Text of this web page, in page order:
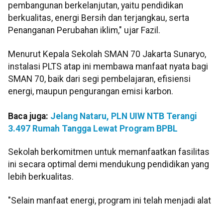
pembangunan berkelanjutan, yaitu pendidikan
berkualitas, energi Bersih dan terjangkau, serta
Penanganan Perubahan iklim," ujar Fazil.
Menurut Kepala Sekolah SMAN 70 Jakarta Sunaryo,
instalasi PLTS atap ini membawa manfaat nyata bagi
SMAN 70, baik dari segi pembelajaran, efisiensi
energi, maupun pengurangan emisi karbon.
Baca juga: Jelang Nataru, PLN UIW NTB Terangi
3.497 Rumah Tangga Lewat Program BPBL
Sekolah berkomitmen untuk memanfaatkan fasilitas
ini secara optimal demi mendukung pendidikan yang
lebih berkualitas.
"Selain manfaat energi, program ini telah menjadi alat